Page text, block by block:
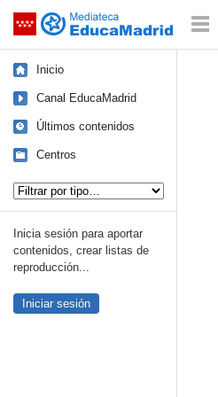
Saltar navegación
Inicio
Canal EducaMadrid
Últimos contenidos
Centros
Inicia sesión para aportar
contenidos, crear listas de
reproducción...
Iniciar sesión